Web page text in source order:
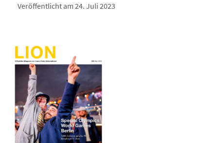
Veröffentlicht am 24. Juli 2023